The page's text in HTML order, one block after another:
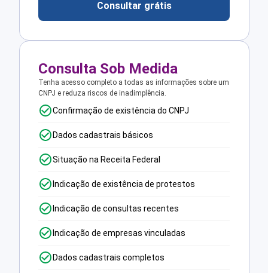
Consultar grátis
Consulta Sob Medida
Tenha acesso completo a todas as informações sobre um
CNPJ e reduza riscos de inadimplência.
Confirmação de existência do CNPJ
Dados cadastrais básicos
Situação na Receita Federal
Indicação de existência de protestos
Indicação de consultas recentes
Indicação de empresas vinculadas
Dados cadastrais completos